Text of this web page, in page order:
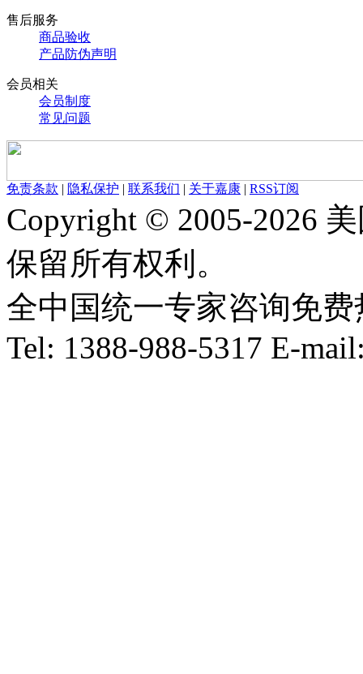
售后服务
商品验收
产品防伪声明
会员相关
会员制度
常见问题
免责条款 | 隐私保护 | 联系我们 | 关于嘉康 | RSS订阅
Copyright © 2005-2026
保留所有权利。
全中国统一专家咨询免费
Tel: 1388-988-5317 E-